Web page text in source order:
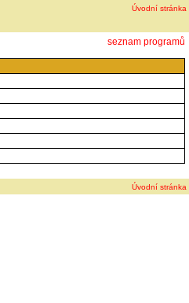
Úvodní stránka
seznam programů
Úvodní stránka